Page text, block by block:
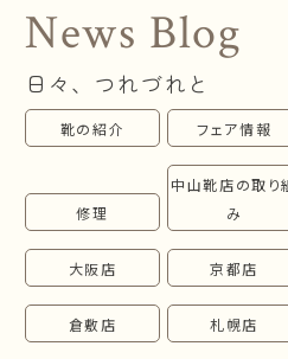
オンライ
お問い
News Blog
日々、つれづれと
靴の紹介 フェア情報
修理
中山靴店の取り
み
大阪店 京都店
倉敷店 札幌店